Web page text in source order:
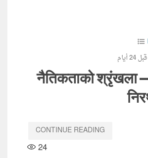
قبل 24 أيام
नैतिकताको श्रृंखला
CONTINUE READING
24